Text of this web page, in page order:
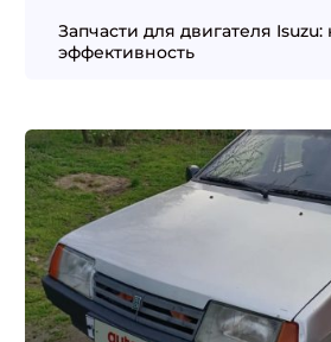
Запчасти для двигателя
эффективность